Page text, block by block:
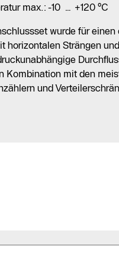
max.: -10 … +120 °C
wurde für
horizontalen Strängen
Kombination mit den
und